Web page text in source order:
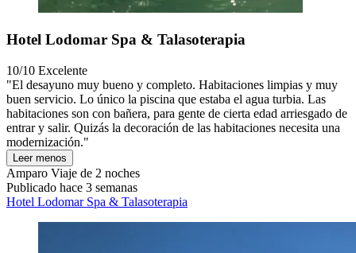
Hotel Lodomar Spa & Talasoterapia
10/10 Excelente
"El desayuno muy bueno y completo. Habitaciones limpias y muy
buen servicio. Lo único la piscina que estaba el agua turbia. Las
habitaciones son con bañera, para gente de cierta edad arriesgado de
entrar y salir. Quizás la decoración de las habitaciones necesita una
modernización."
Leer menos
Amparo Viaje de 2 noches
Publicado hace 3 semanas
Hotel Lodomar Spa & Talasoterapia